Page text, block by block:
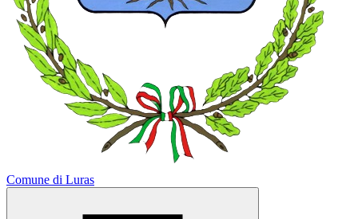
Comune di Luras